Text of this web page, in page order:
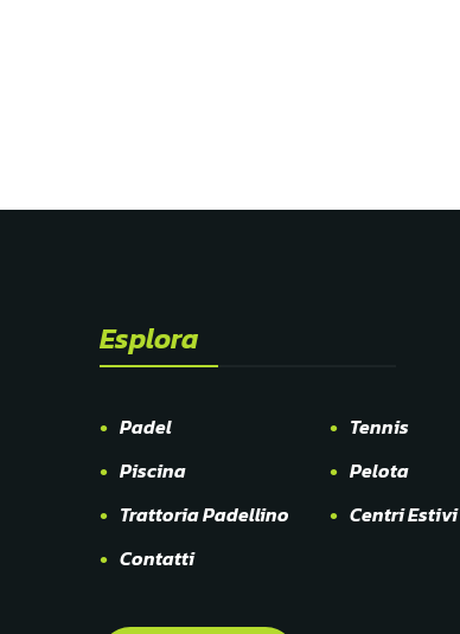
Esplora
Padel
Tennis
Piscina
Pelota
Trattoria Padellino
Centri Estivi
Contatti